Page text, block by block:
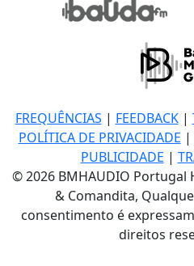
FREQUÊNCIAS | FEEDBACK|
POLÍTICA DE PRIVACIDADE |
PUBLICIDADE |
© 2026 BMHAUDIO Portugal
& Comandita,
consentimento é
direitos